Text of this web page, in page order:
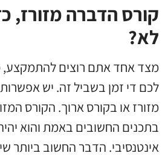
קורס הדברה מזורז,
לא?
מצד אחד אתם רוצים להתמקצע,
לכם די זמן בשביל זה. יש
מזורז או בקורס ארוך. הקורס
בתכנים החשובים באמת והוא
אינטנסיבי. הדבר החשוב ביותר